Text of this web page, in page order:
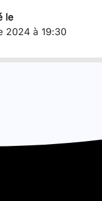
le
2024 à 19:30